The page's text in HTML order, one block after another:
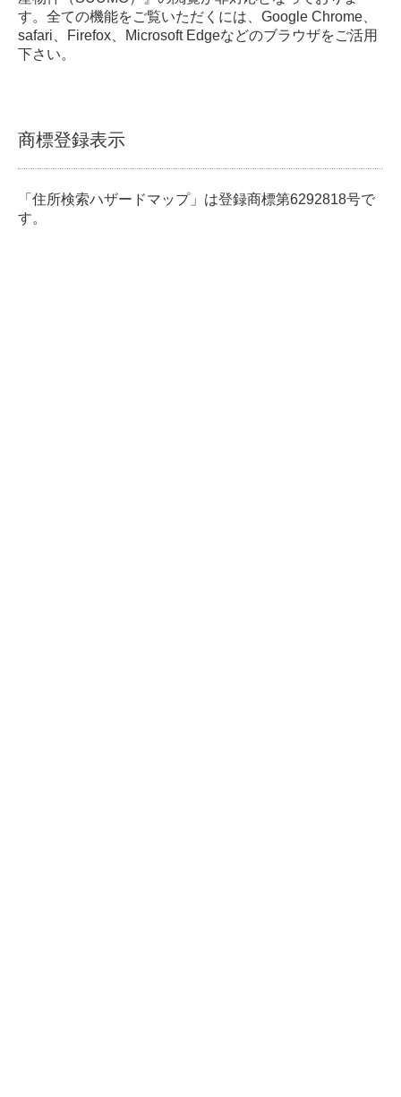
す。全ての機能をご覧いただくには、Google Chrome、
safari、Firefox、Microsoft Edgeなどのブラウザをご活用
下さい。
商標登録表示
「住所検索ハザードマップ」は登録商標第6292818号で
す。